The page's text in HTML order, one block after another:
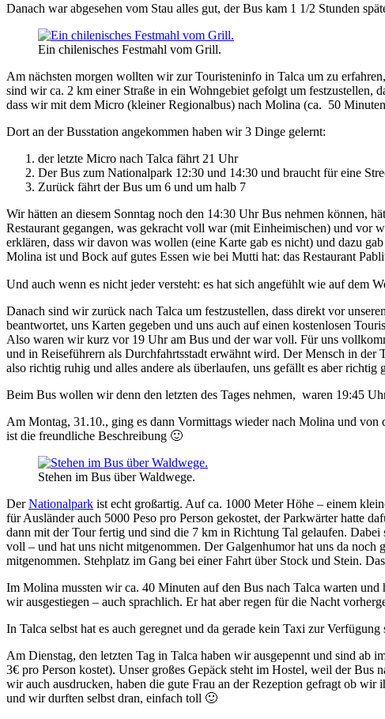
Danach war abgesehen vom Stau alles gut, der Bus kam 1 1/2 Stunden
Ein chilenisches Festmahl vom Grill.
Am nächsten morgen wollten wir zur Touristeninfo in Talca um zu
sind wir ca. 2 km einer Straße in ein Wohngebiet gefolgt um festzustellen,
dass wir mit dem Micro (kleiner Regionalbus) nach Molina (ca. 50
Dort an der Busstation angekommen haben wir 3 Dinge gelernt:
der letzte Micro nach Talca fährt 21 Uhr
Der Bus zum Nationalpark 12:30 und 14:30 und braucht für eine
Zurück fährt der Bus um 6 und um halb 7
Wir hätten an diesem Sonntag noch den 14:30 Uhr Bus nehmen können,
Restaurant gegangen, was gekracht voll war (mit Einheimischen) und vor
erklären, dass wir davon was wollen (eine Karte gab es nicht) und dazu
Molina ist und Bock auf gutes Essen wie bei Mutti hat: das Restaurant
Und auch wenn es nicht jeder versteht: es hat sich angefühlt wie auf dem
Danach sind wir zurück nach Talca um festzustellen, dass direkt vor
beantwortet, uns Karten gegeben und uns auch auf einen kostenlosen
Also waren wir kurz vor 19 Uhr am Bus und der war voll. Für uns
und in Reiseführern als Durchfahrtsstadt erwähnt wird. Der Mensch in der
also richtig ruhig und alles andere als überlaufen, uns gefällt es aber richtig
Beim Bus wollen wir denn den letzten des Tages nehmen, waren 19:45
Am Montag, 31.10., ging es dann Vormittags wieder nach Molina und
ist die freundliche Beschreibung 🙂
Stehen im Bus über Waldwege.
DerNationalpark ist echt großartig. Auf ca. 1000 Meter Höhe – einem
für Ausländer auch 5000 Peso pro Person gekostet, der Parkwärter hatte
dann mit der Tour fertig und sind die 7 km in Richtung Tal gelaufen.
voll – und hat uns nicht mitgenommen. Der Galgenhumor hat uns da
mitgenommen. Stehplatz im Gang bei einer Fahrt über Stock und Stein.
Im Molina mussten wir ca. 40 Minuten auf den Bus nach Talca warten und
wir ausgestiegen – auch sprachlich. Er hat aber regen für die Nacht
In Talca selbst hat es auch geregnet und da gerade kein Taxi zur
Am Dienstag, den letzten Tag in Talca haben wir ausgepennt und sind
3€ pro Person kostet). Unser großes Gepäck steht im Hostel, weil der
wir auch ausdrucken, haben die gute Frau an der Rezeption gefragt ob
und wir durften selbst dran, einfach toll 🙂